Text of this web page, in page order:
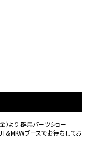
）より 群馬パーツショー
＆MKWブースでお待ちしてお